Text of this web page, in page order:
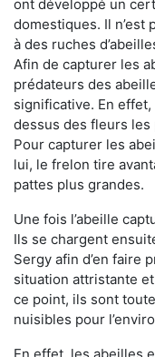
ont développé un
domestiques. Il n’est
à des ruches
Afin de capturer les
prédateurs des
significative. En
dessus des fleurs
Pour capturer les
lui, le frelon tire
pattes plus grandes.
Une fois l’abeille
Ils se chargent
Sergy afin d’en faire
situation attristante
ce point, ils sont
nuisibles pour